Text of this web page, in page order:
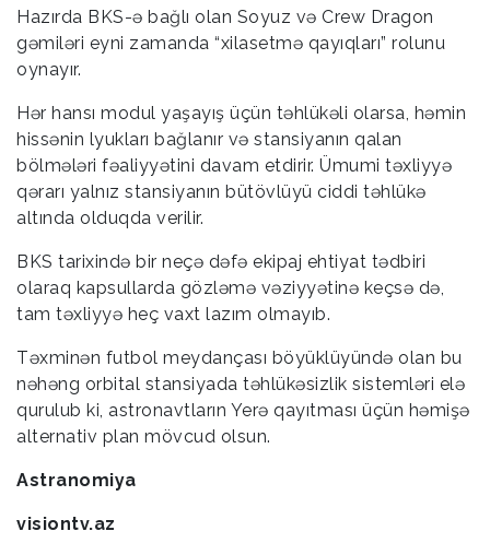
Hazırda BKS-ə bağlı olan Soyuz və Crew Dragon
gəmiləri eyni zamanda “xilasetmə qayıqları” rolunu
oynayır.
Hər hansı modul yaşayış üçün təhlükəli olarsa, həmin
hissənin lyukları bağlanır və stansiyanın qalan
bölmələri fəaliyyətini davam etdirir. Ümumi təxliyyə
qərarı yalnız stansiyanın bütövlüyü ciddi təhlükə
altında olduqda verilir.
BKS tarixində bir neçə dəfə ekipaj ehtiyat tədbiri
olaraq kapsullarda gözləmə vəziyyətinə keçsə də,
tam təxliyyə heç vaxt lazım olmayıb.
Təxminən futbol meydançası böyüklüyündə olan bu
nəhəng orbital stansiyada təhlükəsizlik sistemləri elə
qurulub ki, astronavtların Yerə qayıtması üçün həmişə
alternativ plan mövcud olsun.
Astranomiya
visiontv.az